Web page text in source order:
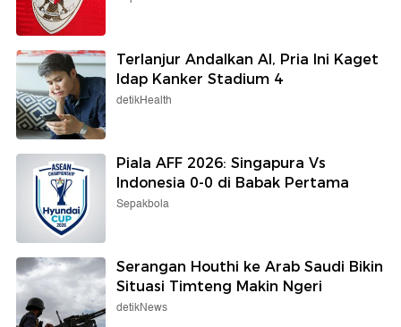
Terlanjur Andalkan AI, Pria Ini Kaget
Idap Kanker Stadium 4
detikHealth
Piala AFF 2026: Singapura Vs
Indonesia 0-0 di Babak Pertama
Sepakbola
Serangan Houthi ke Arab Saudi Bikin
Situasi Timteng Makin Ngeri
detikNews